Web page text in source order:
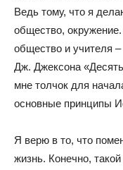
Ведь тому, что я
общество,
общество и учителя
Дж. Джексона
мне толчок для
основные принципы
Я верю в то, что
жизнь. Конечно,